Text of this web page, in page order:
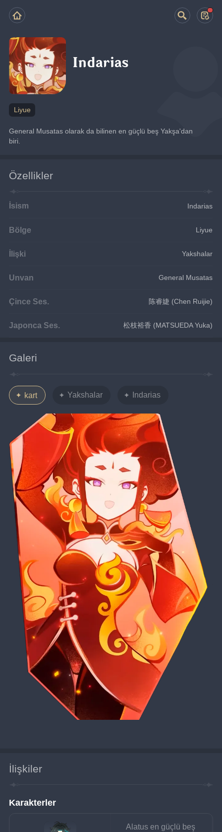
Indarias
Liyue
General Musatas olarak da bilinen en güçlü beş Yakşa'dan
biri.
Özellikler
İsism Indarias
Bölge Liyue
İlişki Yakshalar
Unvan General Musatas
Çince Ses. 陈睿婕 (Chen Ruijie)
Japonca Ses. 松枝裕香 (MATSUEDA Yuka)
Galeri
kart Yakshalar Indarias
İlişkiler
Karakterler
Alatus en güçlü beş